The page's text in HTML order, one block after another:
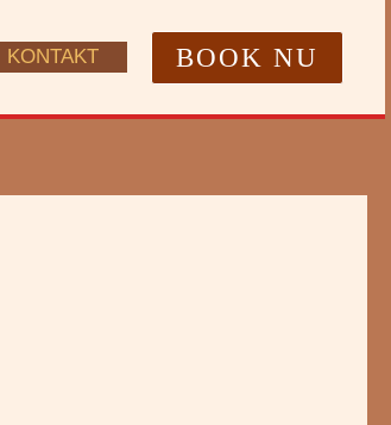
KONTAKT BOOK NU